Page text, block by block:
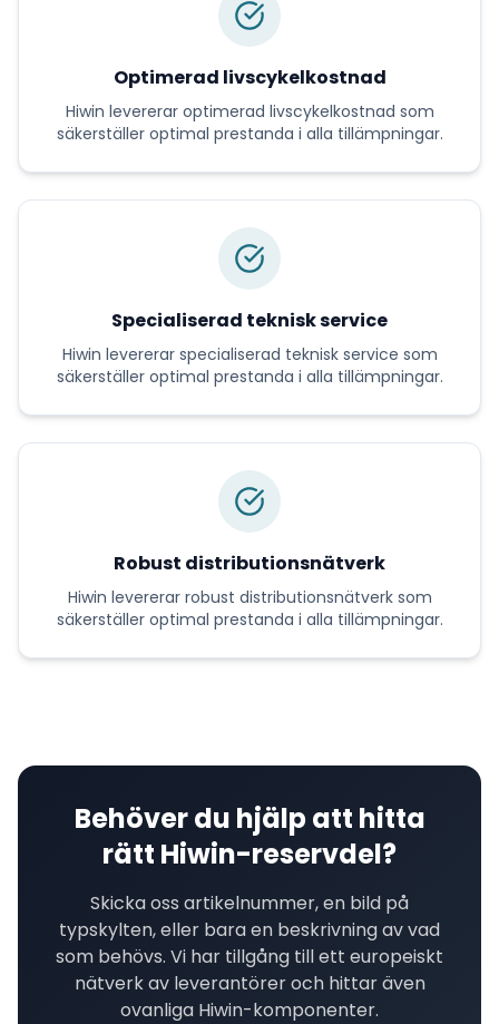
Optimerad livscykelkostnad
Hiwin levererar optimerad livscykelkostnad som
säkerställer optimal prestanda i alla tillämpningar.
Specialiserad teknisk service
Hiwin levererar specialiserad teknisk service som
säkerställer optimal prestanda i alla tillämpningar.
Robust distributionsnätverk
Hiwin levererar robust distributionsnätverksom
säkerställer optimal prestanda i alla tillämpningar.
Behöver du hjälp att hitta
rätt Hiwin-reservdel?
Skicka oss artikelnummer, en bild på
typskylten, eller bara en beskrivning av vad
som behövs. Vi har tillgång till ett europeiskt
nätverk av leverantörer och hittar även
ovanliga Hiwin-komponenter.